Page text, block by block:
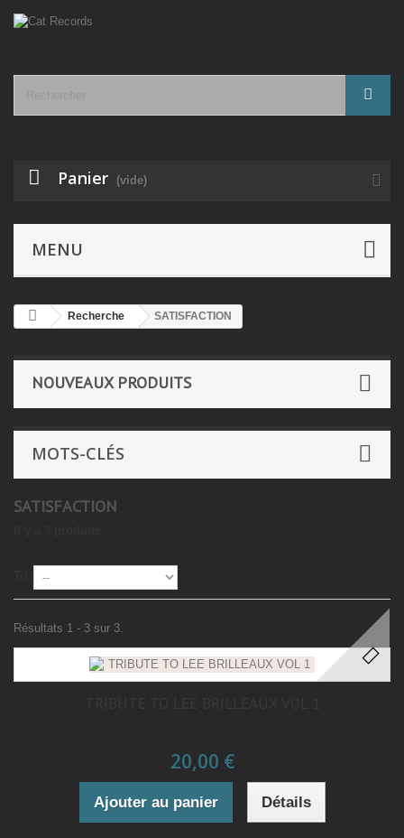
Panier (vide)
MENU
Recherche SATISFACTION
NOUVEAUX PRODUITS
MOTS-CLÉS
SATISFACTION
Résultats 1 - 3 sur 3.
20,00 €
Ajouter au panier Détails